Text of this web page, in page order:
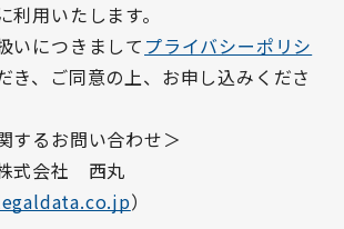
用いたします。
いにつきまして プライバシーポリシ
き、ご同意の上、お申し込みくださ
するお問い合わせ＞
式会社 西丸
）